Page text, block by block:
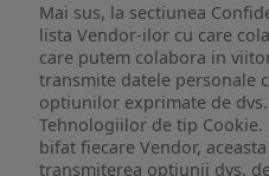
Mai sus, la sectiunea
lista Vendor-ilor cu care
care putem colabora in
transmite datele personale
optiunilor exprimate de
Tehnologiilor de tip
bifat fiecare Vendor,
transmiterea optiunii dvs.